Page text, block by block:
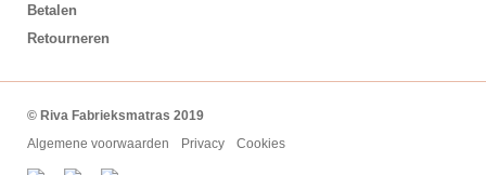
Betalen
Retourneren
© Riva Fabrieksmatras 2019
Algemene voorwaarden
Privacy Cookies